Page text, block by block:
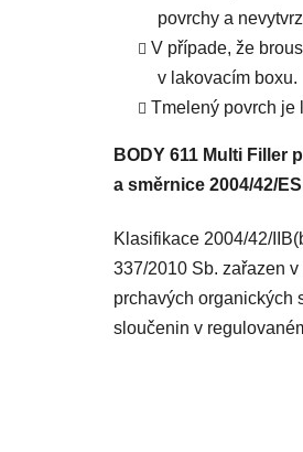
povrchy a
V případe, že
v lakovacím boxu.
Tmelený povrch je
BODY 611 Multi Filler
a směrnice 2004/42/
Klasifikace 2004/42/
337/2010 Sb. zařazen
prchavých organických
sloučenin v